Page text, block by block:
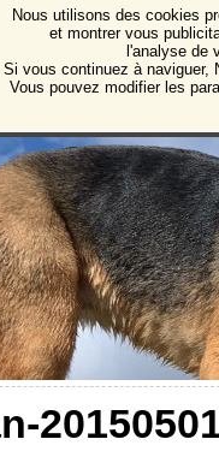
Animales
des animaux et des
Nous utilisons des cookies
et montrer vous
l'analyse de
Si vous continuez à naviguer,
Vous pouvez modifier les